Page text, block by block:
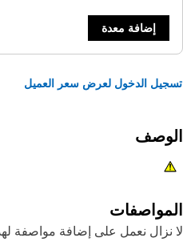
إضافة معدة
الدخول لعرض سعر العميل
نعمل على إضافة مواصفة